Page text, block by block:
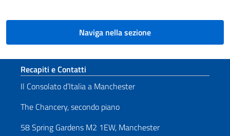
Naviga nella sezione
Sezione footer
Recapiti e Contatti
Il Consolato d’Italia a Manchester
The Chancery, secondo piano
58 Spring Gardens M2 1EW, Manchester